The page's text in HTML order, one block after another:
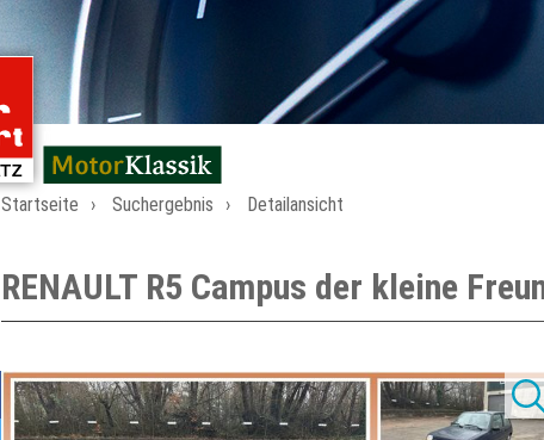
Startseite Suchergebnis Detailansicht
RENAULT R5 Campus der kleine